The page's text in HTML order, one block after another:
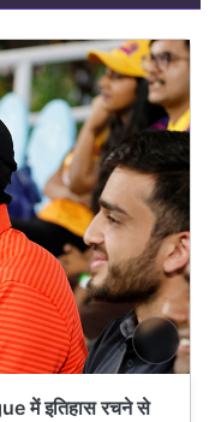
में इतिहास रचने से